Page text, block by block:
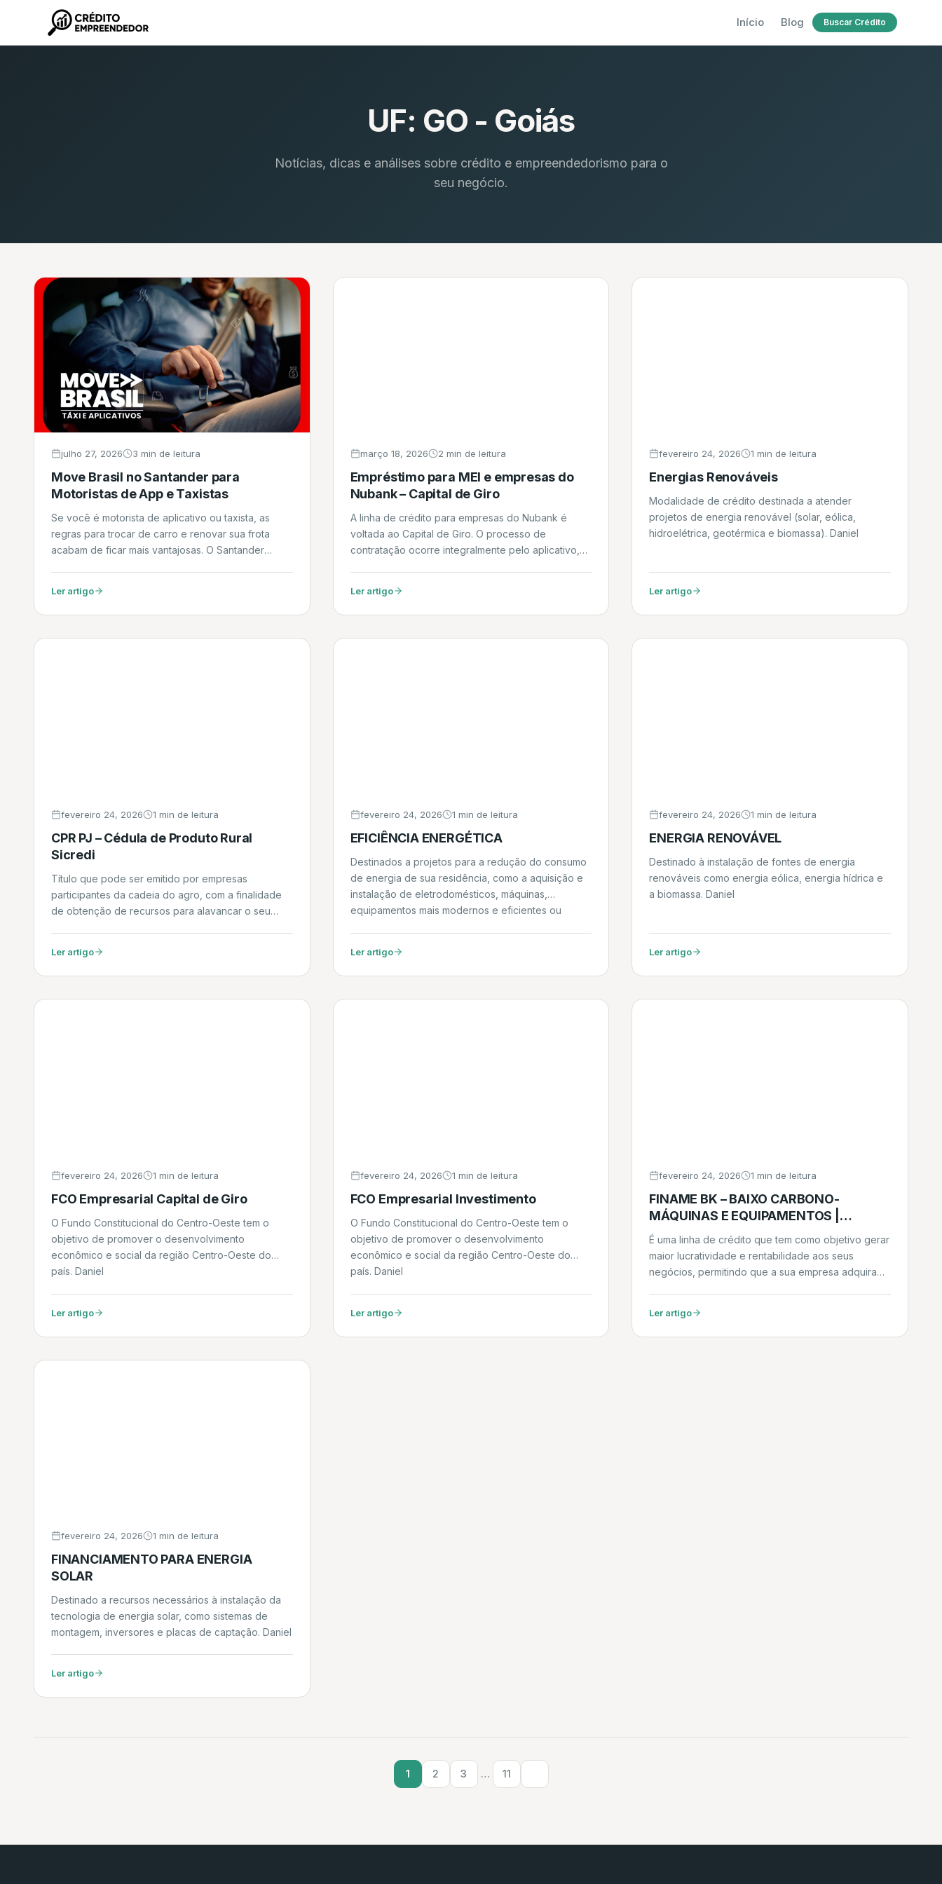
Início Blog Buscar Crédito
UF: GO - Goiás
Notícias, dicas e análises sobre crédito e empreendedorismo para o
seu negócio.
julho 27, 2026 3 min de leitura
Move Brasil no Santander para
Motoristas de App e Taxistas
Se você é motorista de aplicativo ou taxista, as
regras para trocar de carro e renovar sua frota
acabam de ficar mais vantajosas. O Santander
Governo Federal em parceria com o BNDES. Neste
artigo, explicamos em detalhes como funciona o
Ler artigo
março 18, 2026 2 min de leitura
Empréstimo para MEI e empresas do
Nubank – Capital de Giro
A linha de crédito para empresas do Nubank é
voltada ao Capital de Giro. O processo de
contratação ocorre integralmente pelo aplicativo,
produto é a transparência no custo efetivo total
(CET), apresentado no momento da simulação. O
Ler artigo
fevereiro 24, 2026 1 min de leitura
Energias Renováveis
Modalidade de crédito destinada a atender
projetos de energia renovável (solar, eólica,
hidroelétrica, geotérmica e biomassa). Daniel
Ler artigo
fevereiro 24, 2026 1 min de leitura
CPR PJ – Cédula de Produto Rural
Sicredi
Título que pode ser emitido por empresas
participantes da cadeia do agro, com a finalidade
de obtenção de recursos para alavancar o seu
caixa, entre outros. Pode ser emitida com base em
produtos produzidos ou comercializados pela
Ler artigo
fevereiro 24, 2026 1 min de leitura
EFICIÊNCIA ENERGÉTICA
Destinados a projetos para a redução do consumo
de energia de sua residência, como a aquisição e
instalação de eletrodomésticos, máquinas,
equipamentos mais modernos e eficientes ou
Ler artigo
fevereiro 24, 2026 1 min de leitura
ENERGIA RENOVÁVEL
Destinado à instalação de fontes de energia
renováveis como energia eólica, energia hídrica e
a biomassa. Daniel
Ler artigo
fevereiro 24, 2026 1 min de leitura
FCO Empresarial Capital de Giro
O Fundo Constitucional do Centro-Oeste tem o
objetivo de promover o desenvolvimento
econômico e social da região Centro-Oeste do
país. Daniel
Ler artigo
fevereiro 24, 2026 1 min de leitura
FCO Empresarial Investimento
O Fundo Constitucional do Centro-Oeste tem o
objetivo de promover o desenvolvimento
econômico e social da região Centro-Oeste do
país. Daniel
Ler artigo
fevereiro 24, 2026 1 min de leitura
FINAME BK – BAIXO CARBONO-
MÁQUINAS E EQUIPAMENTOS |
ÔNIBUS, CAMINHÕES E DEMAIS
VEÍCULOS
É uma linha de crédito que tem como objetivo gerar
maior lucratividade e rentabilidade aos seus
negócios, permitindo que a sua empresa adquira
de baixa emissão de carbono. Daniel
Ler artigo
fevereiro 24, 2026 1 min de leitura
FINANCIAMENTO PARA ENERGIA
SOLAR
Destinado a recursos necessários à instalação da
tecnologia de energia solar, como sistemas de
montagem, inversores e placas de captação. Daniel
Ler artigo
1 2 3 … 11